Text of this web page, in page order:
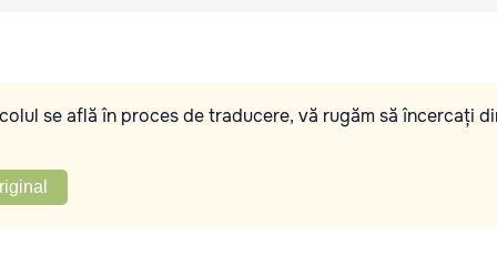
se află în proces de traducere, vă rugăm să încercați